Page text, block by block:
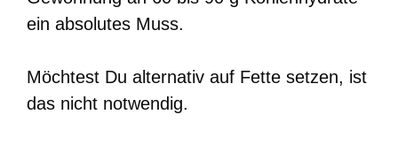
ein absolutes Muss.
Möchtest Du alternativ auf Fette setzen, ist
das nicht notwendig.